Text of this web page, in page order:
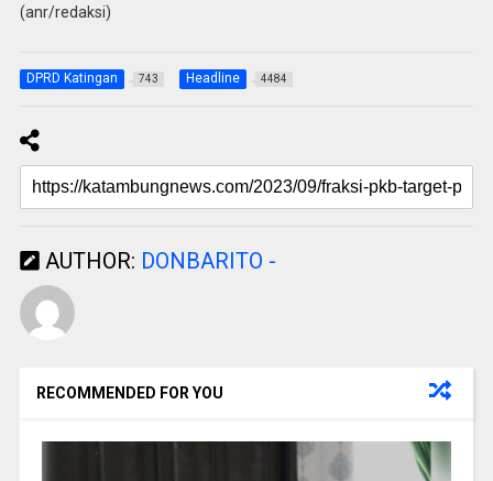
(anr/redaksi)
DPRD Katingan 743 Headline 4484
AUTHOR: DONBARITO -
RECOMMENDED FOR YOU